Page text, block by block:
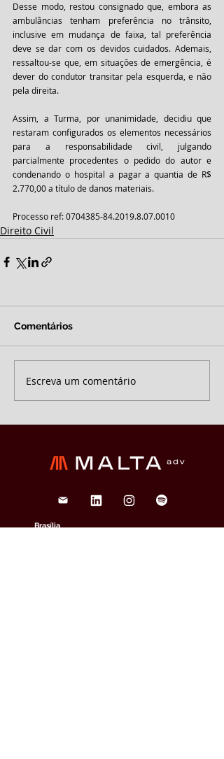
Desse modo, restou consignado que, embora as
ambulâncias tenham preferência no trânsito,
inclusive em mudança de faixa, tal preferência
deve se dar com os devidos cuidados. Ademais,
ressaltou-se que, em situações de emergência, é
dever do condutor transitar pela esquerda, e não
pela direita.
Assim, a Turma, por unanimidade, decidiu que
restaram configurados os elementos necessários
para a responsabilidade civil, julgando
parcialmente procedentes o pedido do autor e
condenando o hospital a pagar a quantia de R$
2.770,00 a título de danos materiais.
Processo ref: 0704385-84.2019.8.07.0010
Direito Civil
Comentários
Escreva um comentário
Brasília